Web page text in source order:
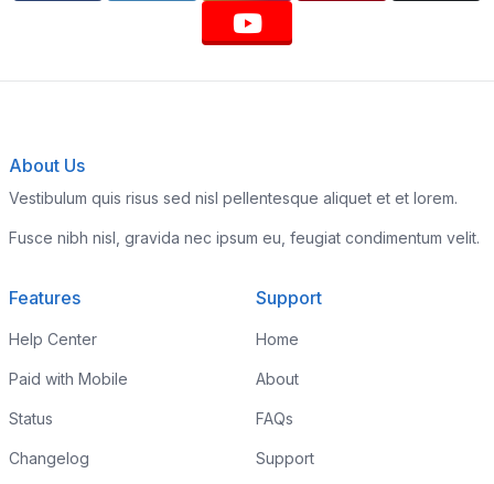
About Us
Vestibulum quis risus sed nisl pellentesque aliquet et et lorem.
Fusce nibh nisl, gravida nec ipsum eu, feugiat condimentum velit.
Features
Help Center
Paid with Mobile
Status
Changelog
Support
Home
About
FAQs
Support